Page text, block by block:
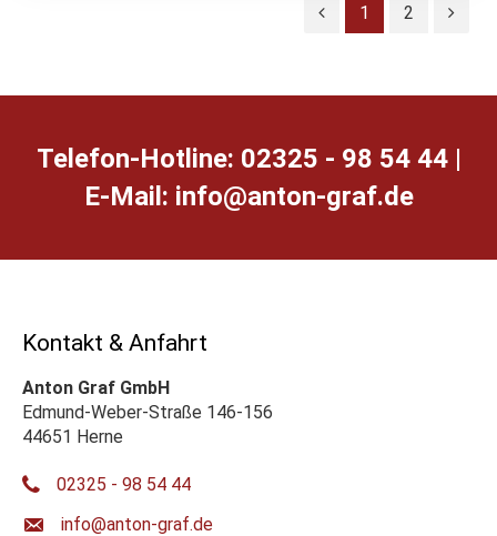
1 2
Telefon-Hotline: 02325 - 98 54 44 |
E-Mail: ed.farg-notna@ofni
Kontakt & Anfahrt
Anton Graf GmbH
Edmund-Weber-Straße 146-156
44651 Herne
02325 - 98 54 44
ed.farg-notna@ofni